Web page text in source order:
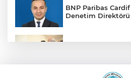
BNP Paribas
Denetim